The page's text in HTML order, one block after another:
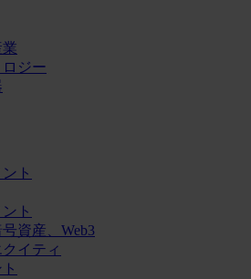
ジー
ト
ト
資産、Web3
イティ